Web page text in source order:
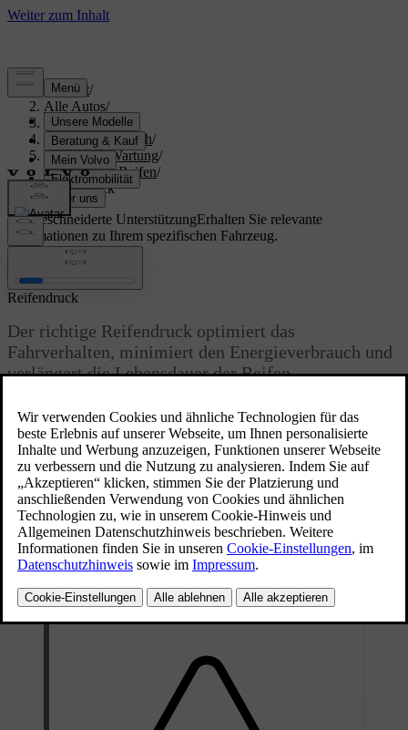
Support/
Alle Autos/
S60 2024/
Benutzerhandbuch/
Pflege und Wartung/
Räder und Reifen/
Reifendruck
Maßgeschneiderte UnterstützungErhalten Sie relevante
Informationen zu Ihrem spezifischen Fahrzeug.
Anmelden
Reifendruck
Der richtige Reifendruck optimiert das
Fahrverhalten, minimiert den Energieverbrauch und
verlängert die Lebensdauer der Reifen.
Der Reifendruck lässt mit der Zeit nach. Auch kann er je nach
Umweltbedingungen schwanken. Beides ist normal. Wenn Sie
jedoch mit einem falschen Reifendruck fahren, können die Reifen
überhitzen und Schaden nehmen. Der Reifendruck wirkt sich auf
Fahrkomfort, Geräuschpegel und Handling aus.
Machen Sie es sich am besten zur Gewohnheit, den Reifendruck
einmal im Monat und vor längeren Fahrten zu kontrollieren. Führen
Sie diese Kontrolle immer mit einem zuverlässigen
Reifendruckmessgerät durch. Damit die Reifen ihre Form behalten,
sind die empfohlenen Drücke auf kalte Reifen anzuwenden.